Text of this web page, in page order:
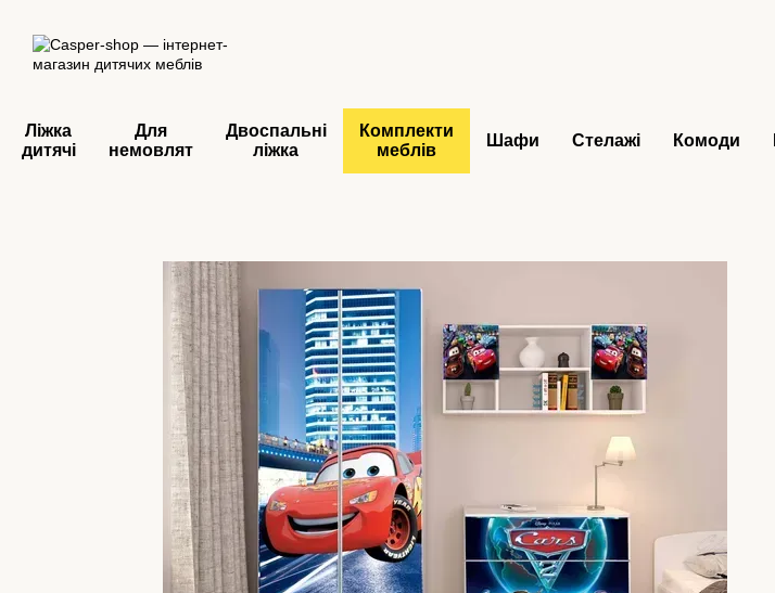
Ліжка
дитячі
Для
немовлят
Двоспальні
ліжка
Комплекти
меблів
Шафи Стелажі Комоди